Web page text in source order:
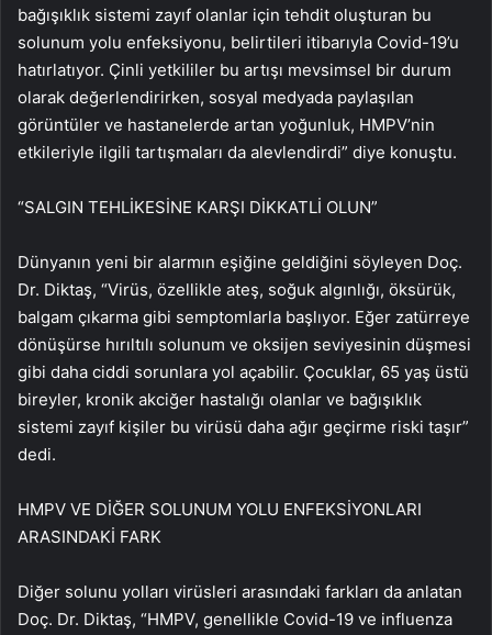
bağışıklık sistemi zayıf olanlar için tehdit oluşturan bu
solunum yolu enfeksiyonu, belirtileri itibarıyla Covid-19’u
hatırlatıyor. Çinli yetkililer bu artışı mevsimsel bir durum
olarak değerlendirirken, sosyal medyada paylaşılan
görüntüler ve hastanelerde artan yoğunluk, HMPV’nin
etkileriyle ilgili tartışmaları da alevlendirdi” diye konuştu.
“SALGIN TEHLİKESİNE KARŞI DİKKATLİ OLUN”
Dünyanın yeni bir alarmın eşiğine geldiğini söyleyen Doç.
Dr. Diktaş, “Virüs, özellikle ateş, soğuk algınlığı, öksürük,
balgam çıkarma gibi semptomlarla başlıyor. Eğer zatürreye
dönüşürse hırıltılı solunum ve oksijen seviyesinin düşmesi
gibi daha ciddi sorunlara yol açabilir. Çocuklar, 65 yaş üstü
bireyler, kronik akciğer hastalığı olanlar ve bağışıklık
sistemi zayıf kişiler bu virüsü daha ağır geçirme riski taşır”
dedi.
HMPV VE DİĞER SOLUNUM YOLU ENFEKSİYONLARI
ARASINDAKİ FARK
Diğer solunu yolları virüsleri arasındaki farkları da anlatan
Doç. Dr. Diktaş, “HMPV, genellikle Covid-19 ve influenza